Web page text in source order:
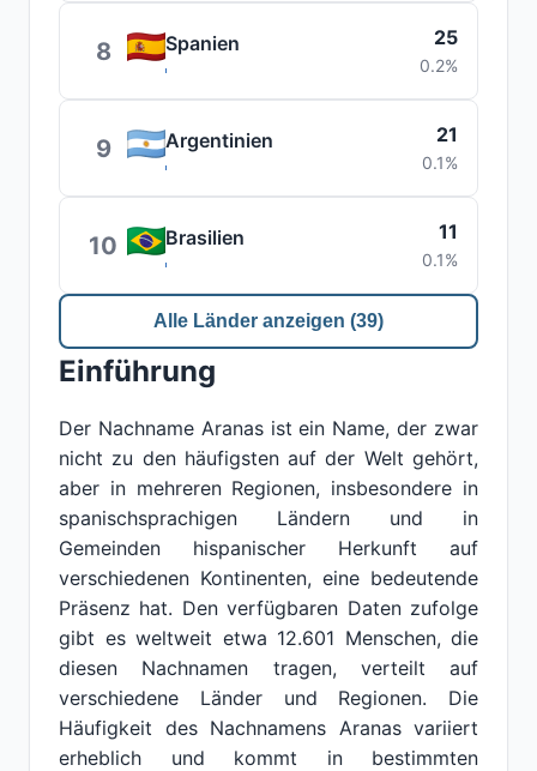
8 Spanien 25
0.2%
9 Argentinien 21
0.1%
10 Brasilien 11
0.1%
Alle Länder anzeigen (39)
Einführung
Der Nachname Aranas ist ein Name, der zwar
nicht zu den häufigsten auf der Welt gehört,
aber in mehreren Regionen, insbesondere in
spanischsprachigen Ländern und in
Gemeinden hispanischer Herkunft auf
verschiedenen Kontinenten, eine bedeutende
Präsenz hat. Den verfügbaren Daten zufolge
gibt es weltweit etwa 12.601 Menschen, die
diesen Nachnamen tragen, verteilt auf
verschiedene Länder und Regionen. Die
Häufigkeit des Nachnamens Aranas variiert
erheblich und kommt in bestimmten